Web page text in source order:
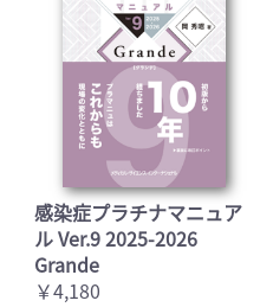
感染症プラチナマニュア
ル Ver.9 2025-2026
Grande
￥4,180